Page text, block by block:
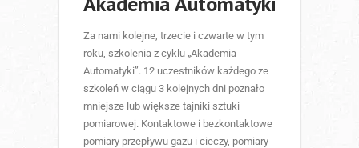
Za nami kolejne, trzecie i czwarte w tym
roku, szkolenia z cyklu „Akademia
Automatyki”. 12 uczestników każdego ze
szkoleń w ciągu 3 kolejnych dni poznało
mniejsze lub większe tajniki sztuki
pomiarowej. Kontaktowe i bezkontaktowe
pomiary przepływu gazu i cieczy, pomiary